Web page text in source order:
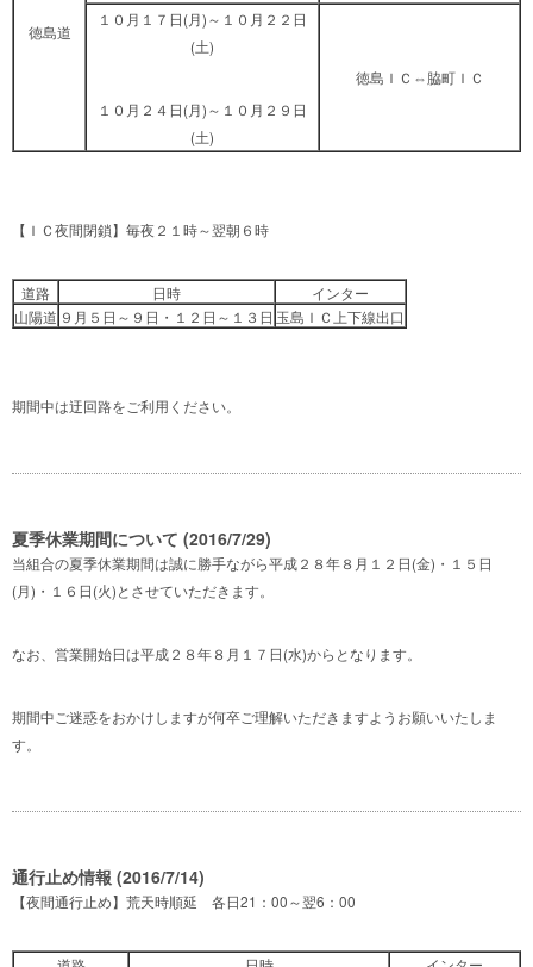
徳島道
１０月１７日(月)～１０月２２日
(土)
１０月２４日(月)～１０月２９日
(土)
徳島ＩＣ⇔脇町ＩＣ
【ＩＣ夜間閉鎖】毎夜２１時～翌朝６時
道路 日時
インター
山陽道 ９月５日～９日・１２日～１３日 玉島ＩＣ上下線出口
期間中は迂回路をご利用ください。
夏季休業期間について (2016/7/29)
当組合の夏季休業期間は誠に勝手ながら平成２８年８月１２日(金)・１５日
(月)・１６日(火)とさせていただきます。
なお、営業開始日は平成２８年８月１７日(水)からとなります。
期間中ご迷惑をおかけしますが何卒ご理解いただきますようお願いいたしま
す。
通行止め情報 (2016/7/14)
【夜間通行止め】荒天時順延 各日21：00～翌6：00